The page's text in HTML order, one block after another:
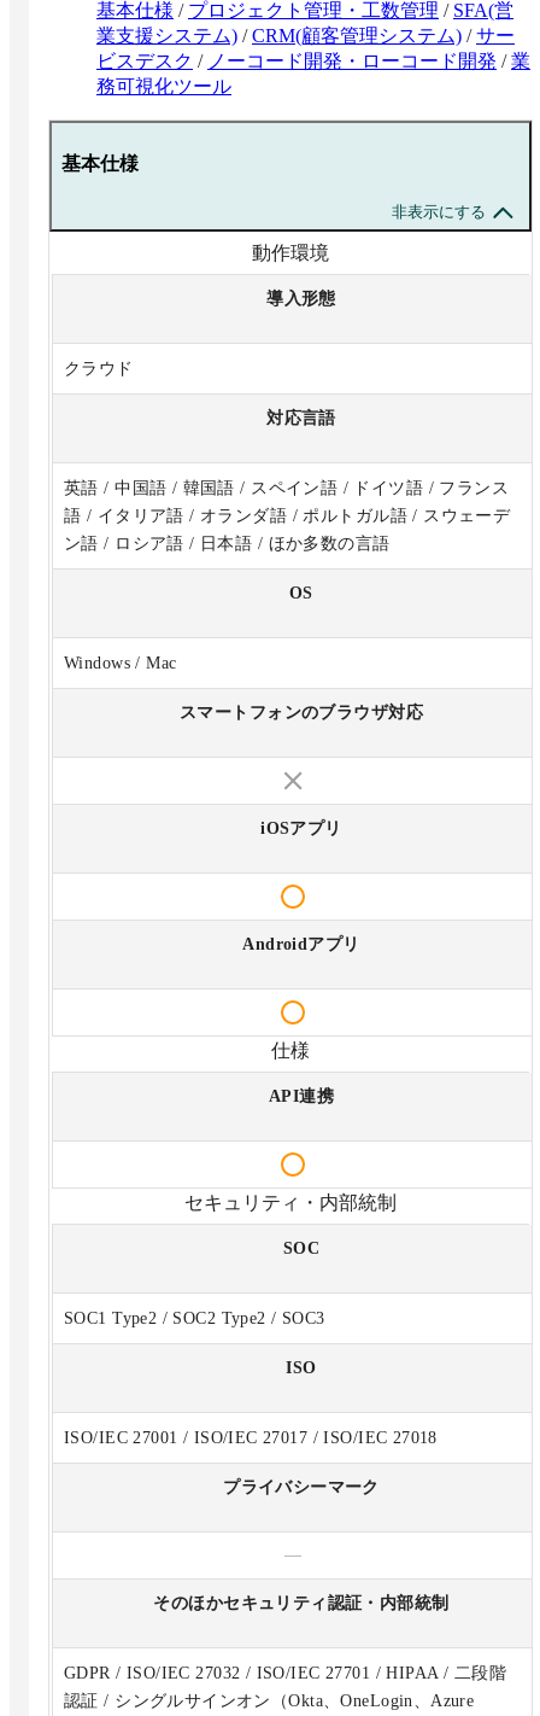
基本仕様 / プロジェクト管理・工数管理 / SFA(営
業支援システム) /CRM(顧客管理システム) /サー
ビスデスク / ノーコード開発・ローコード開発 /業
務可視化ツール
基本仕様
非表示にする
動作環境
導入形態
クラウド
対応言語
英語 / 中国語 / 韓国語 / スペイン語 / ドイツ語 / フランス
語 / イタリア語 / オランダ語 / ポルトガル語 / スウェーデ
ン語 / ロシア語 / 日本語 / ほか多数の言語
OS
Windows / Mac
スマートフォンのブラウザ対応
iOSアプリ
Androidアプリ
仕様
API連携
セキュリティ・内部統制
SOC
SOC1 Type2 / SOC2 Type2 / SOC3
ISO
ISO/IEC 27001 / ISO/IEC 27017 / ISO/IEC 27018
プライバシーマーク
—
そのほかセキュリティ認証・内部統制
GDPR / ISO/IEC 27032 / ISO/IEC 27701 / HIPAA / 二段階
認証 / シングルサインオン（Okta、OneLogin、Azure